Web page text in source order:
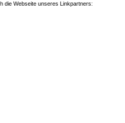
die Webseite unseres Linkpartners: